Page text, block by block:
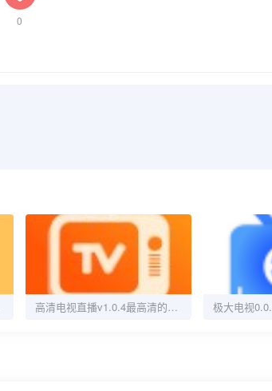
0
高清电视直播v1.0.4最高清的TV电视软件免费会员版